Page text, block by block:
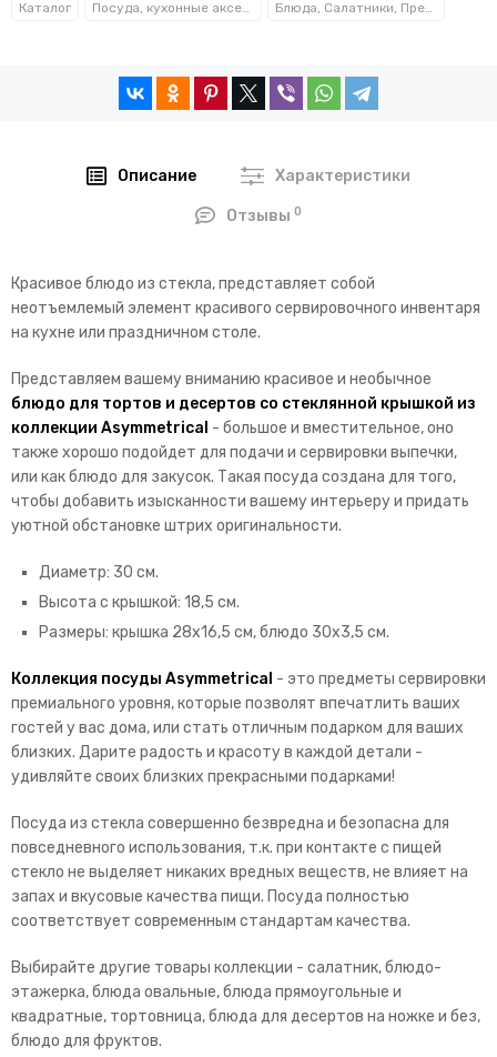
Каталог Посуда, кухонные аксессуары и принадлежности TM Kamille TM Ofenbach Блюда, Салатники, Предметы сервировки Kamille™
Описание Характеристики
Отзывы0
Красивое блюдо из стекла, представляет собой
неотъемлемый элемент красивого сервировочного инвентаря
на кухне или праздничном столе.
Представляем вашему вниманию красивое и необычное
блюдо для тортов и десертов со стеклянной крышкой из
коллекции Asymmetrical - большое и вместительное, оно
также хорошо подойдет для подачи и сервировки выпечки,
или как блюдо для закусок. Такая посуда создана для того,
чтобы добавить изысканности вашему интерьеру и придать
уютной обстановке штрих оригинальности.
Диаметр: 30 см.
Высота с крышкой: 18,5 см.
Размеры: крышка 28х16,5 см, блюдо 30х3,5 см.
Коллекция посуды Asymmetrical - это предметы сервировки
премиального уровня, которые позволят впечатлить ваших
гостей у вас дома, или стать отличным подарком для ваших
близких. Дарите радость и красоту в каждой детали -
удивляйте своих близких прекрасными подарками!
Посуда из стекла совершенно безвредна и безопасна для
повседневного использования, т.к. при контакте с пищей
стекло не выделяет никаких вредных веществ, не влияет на
запах и вкусовые качества пищи. Посуда полностью
соответствует современным стандартам качества.
Выбирайте другие товары коллекции - салатник, блюдо-
этажерка, блюда овальные, блюда прямоугольные и
квадратные, тортовница, блюда для десертов на ножке и без,
блюдо для фруктов.